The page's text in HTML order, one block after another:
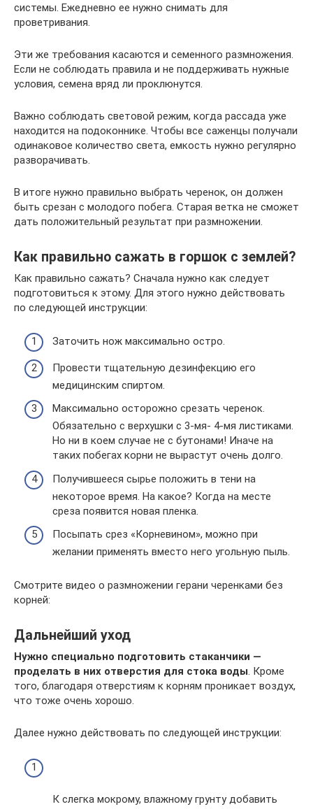
системы. Ежедневно ее нужно снимать для
проветривания.
Эти же требования касаются и семенного размножения.
Если не соблюдать правила и не поддерживать нужные
условия, семена вряд ли проклюнутся.
Важно соблюдать световой режим, когда рассада уже
находится на подоконнике. Чтобы все саженцы получали
одинаковое количество света, емкость нужно регулярно
разворачивать.
В итоге нужно правильно выбрать черенок, он должен
быть срезан с молодого побега. Старая ветка не сможет
дать положительный результат при размножении.
Как правильно сажать в горшок с землей?
Как правильно сажать? Сначала нужно как следует
подготовиться к этому. Для этого нужно действовать
по следующей инструкции:
Заточить нож максимально остро.
Провести тщательную дезинфекцию его
медицинским спиртом.
Максимально осторожно срезать черенок.
Обязательно с верхушки с 3-мя- 4-мя листиками.
Но ни в коем случае не с бутонами! Иначе на
таких побегах корни не вырастут очень долго.
Получившееся сырье положить в тени на
некоторое время. На какое? Когда на месте
среза появится новая пленка.
Посыпать срез «Корневином», можно при
желании применять вместо него угольную пыль.
Смотрите видео о размножении герани черенками без
корней:
Дальнейший уход
Нужно специально подготовить стаканчики —
проделать в них отверстия для стока воды. Кроме
того, благодаря отверстиям к корням проникает воздух,
что тоже очень хорошо.
Далее нужно действовать по следующей инструкции:
К слегка мокрому, влажному грунту добавить